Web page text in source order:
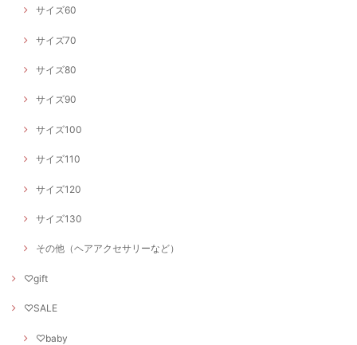
サイズ60
サイズ70
サイズ80
サイズ90
サイズ100
サイズ110
サイズ120
サイズ130
その他（ヘアアクセサリーなど）
♡gift
♡SALE
♡baby